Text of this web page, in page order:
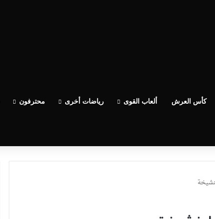
الوداد عيط ليهم قاضي التحقيق.. دابا حتى شي واحد ما بقا باغي يعاون”
كأس العرش ألعاب القوى رياضات أخرى محترفون